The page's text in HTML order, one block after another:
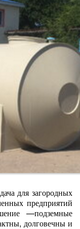
для загородных
предприятий
—подземные
долговечны и